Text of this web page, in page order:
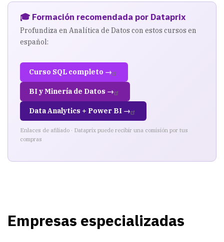
🎓 Formación recomendada por Dataprix
Profundiza en Analítica de Datos con estos cursos en
español:
Curso SQL completo →
BI y Minería de Datos →
Data Analytics + Power BI →
Enlaces de afiliado · Dataprix puede recibir una comisión por tus
compras
Empresas especializadas